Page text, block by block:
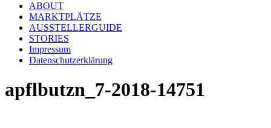
ABOUT
MARKTPLÄTZE
AUSSTELLERGUIDE
STORIES
Impressum
Datenschutzerklärung
apflbutzn_7-2018-14751